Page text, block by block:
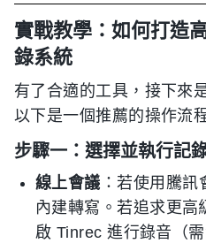
實戰教學：如何打造
錄系統
有了合適的工具，接下來
以下是一個推薦的操作流
步驟一：選擇並執行記
線上會議 ：若使用騰
內建轉寫。若追求更高
啟 Tinrec 進行錄音（